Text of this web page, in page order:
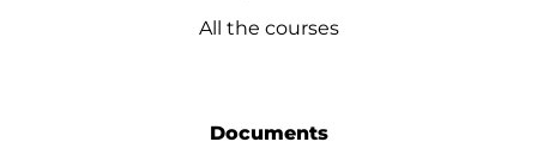
All the courses
Documents